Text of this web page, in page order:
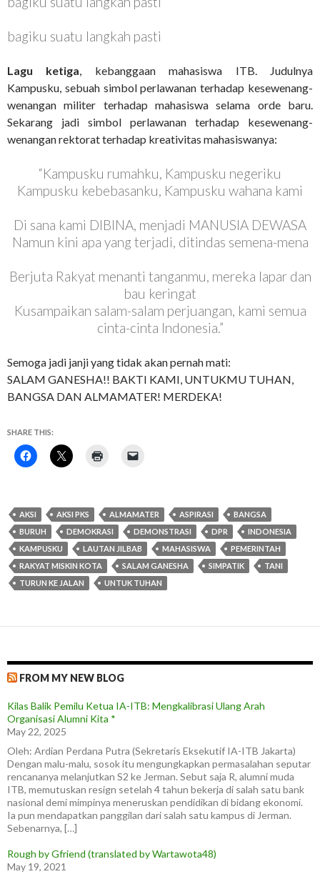
bagiku suatu langkah pasti
Lagu ketiga, kebanggaan mahasiswa ITB. Judulnya
Kampusku, sebuah simbol perlawanan terhadap kesewenang-
wenangan militer terhadap mahasiswa selama orde baru.
Sekarang jadi simbol perlawanan terhadap kesewenang-
wenangan rektorat terhadap kreativitas mahasiswanya:
“Kampusku rumahku, Kampusku negeriku
Kampusku kebebasanku, Kampusku wahana kami
Di sana kami DIBINA, menjadi MANUSIA DEWASA
Namun kini apa yang terjadi, ditindas semena-mena
Berjuta Rakyat menanti tanganmu, mereka lapar dan
bau keringat
Kusampaikan salam-salam perjuangan, kami semua
cinta-cinta Indonesia.”
Semoga jadi janji yang tidak akan pernah mati:
SALAM GANESHA!! BAKTI KAMI, UNTUKMU TUHAN,
BANGSA DAN ALMAMATER! MERDEKA!
SHARE THIS:
AKSI AKSI PKS ALMAMATER ASPIRASI
BANGSA
BURUH
DEMOKRASI DEMONSTRASI DPR
INDONESIA
KAMPUSKU
LAUTAN JILBAB MAHASISWA
PEMERINTAH
RAKYAT MISKIN KOTA
SALAM GANESHA SIMPATIK
TANI
TURUN KE JALAN
UNTUK TUHAN
FROM MY NEW BLOG
Kilas Balik Pemilu Ketua IA-ITB: Mengkalibrasi Ulang Arah
Organisasi Alumni Kita *
May 22, 2025
Oleh: Ardian Perdana Putra (Sekretaris Eksekutif IA-ITB Jakarta)
Dengan malu-malu, sosok itu mengungkapkan permasalahan seputar
rencananya melanjutkan S2 ke Jerman. Sebut saja R, alumni muda
ITB, memutuskan resign setelah 4 tahun bekerja di salah satu bank
nasional demi mimpinya meneruskan pendidikan di bidang ekonomi.
Ia pun mendapatkan panggilan dari salah satu kampus di Jerman.
Sebenarnya, […]
Rough by Gfriend (translated by Wartawota48)
May 19, 2021